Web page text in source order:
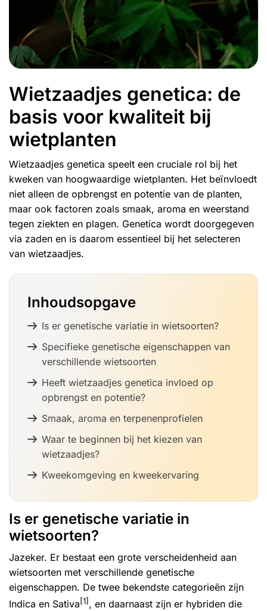
Wietzaadjes genetica: de
basis voor kwaliteit bij
wietplanten
Wietzaadjes genetica speelt een cruciale rol bij het
kweken van hoogwaardige wietplanten. Het beïnvloedt
niet alleen de opbrengst en potentie van de planten,
maar ook factoren zoals smaak, aroma en weerstand
tegen ziekten en plagen. Genetica wordt doorgegeven
via zaden en is daarom essentieel bij het selecteren
van wietzaadjes.
Inhoudsopgave
Is er genetische variatie in wietsoorten?
Specifieke genetische eigenschappen van
verschillende wietsoorten
Heeft wietzaadjes genetica invloed op
opbrengst en potentie?
Smaak, aroma en terpenenprofielen
Waar te beginnen bij het kiezen van
wietzaadjes?
Kweekomgeving en kweekervaring
Is er genetische variatie in
wietsoorten?
Jazeker. Er bestaat een grote verscheidenheid aan
wietsoorten met verschillende genetische
eigenschappen. De twee bekendste categorieën zijn
Indica en Sativa[1], en daarnaast zijn er hybriden die